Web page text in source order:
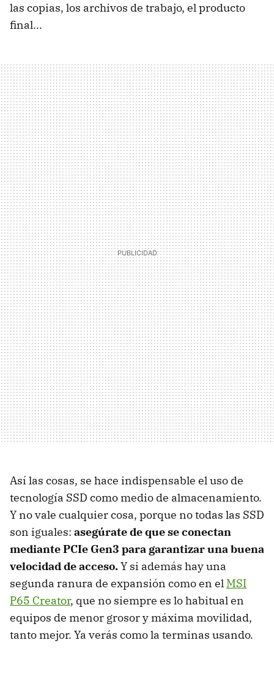
las copias, los archivos de trabajo, el producto
final...
Así las cosas, se hace indispensable el uso de
tecnología SSD como medio de almacenamiento.
Y no vale cualquier cosa, porque no todas las SSD
son iguales: asegúrate de que se conectan
mediante PCIe Gen3 para garantizar una buena
velocidad de acceso.Y si además hay una
segunda ranura de expansión como en el MSI
P65 Creator, que no siempre es lo habitual en
equipos de menor grosor y máxima movilidad,
tanto mejor. Ya verás como la terminas usando.